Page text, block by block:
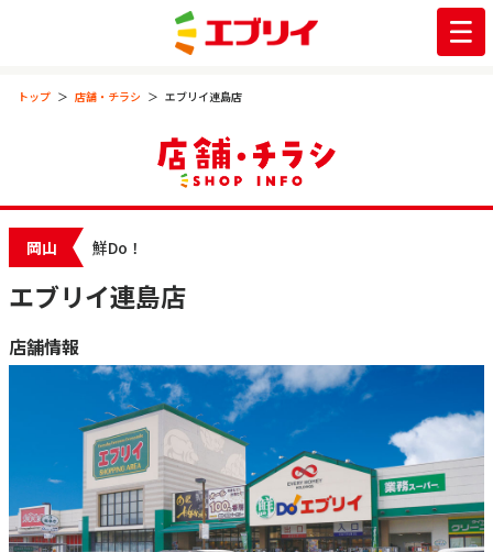
トップ 店舗・チラシ エブリイ連島店
岡山 鮮Do！
エブリイ連島店
店舗情報